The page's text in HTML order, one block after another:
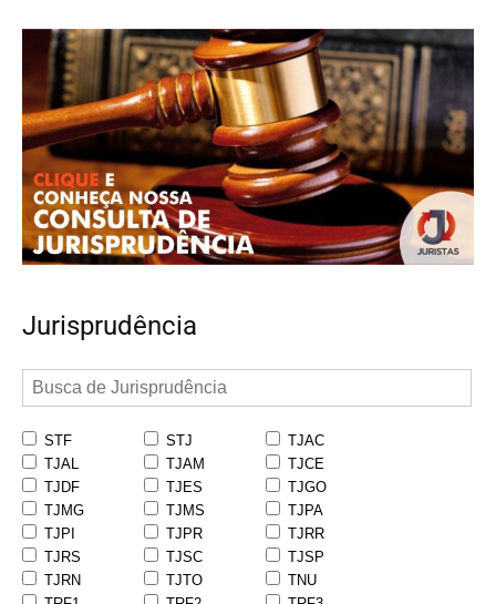
Jurisprudência
STF STJ
TJAC
TJAL
TJAM
TJCE
TJDF
TJES
TJGO
TJMG
TJMS
TJPA
TJPI
TJPR
TJRR
TJRS
TJSC
TJSP
TJRN
TJTO
TNU